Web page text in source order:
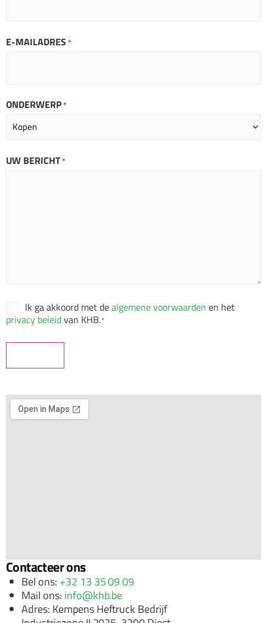
E-MAILADRES *
ONDERWERP*
UW BERICHT*
Consent
*
Ik ga akkoord met dealgemene voorwaarden en het
privacy beleidvan KHB.*
Contacteer ons
Bel ons: +32 13 35 09 09
Mail ons: info@khb.be
Adres: Kempens Heftruck Bedrijf